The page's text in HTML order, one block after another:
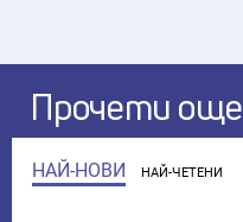
Прочети още
НАЙ-НОВИ НАЙ-ЧЕТЕНИ